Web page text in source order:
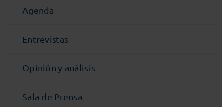
Agenda
Entrevistas
Opinión y análisis
Sala de Prensa